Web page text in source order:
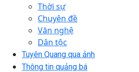
Thời sự
Chuyên đề
Văn nghệ
Dân tộc
Tuyên Quang qua ảnh
Thông tin quảng bá